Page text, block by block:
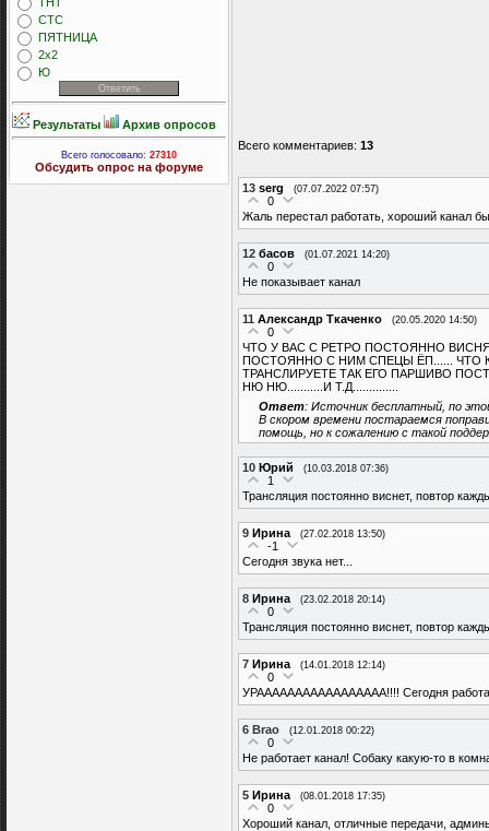
СТС
ПЯТНИЦА
2x2
Ю
Результаты Архив опросов
Всего голосовало: 27310
Обсудить опрос на форуме
Всего комментариев: 13
13 serg (07.07.2022 07:57)
0
Жаль перестал работать, хороший канал
12 басов (01.07.2021 14:20)
0
Не показывает канал
11 Александр Ткаченко (20.05.2020 14:50)
0
ЧТО У ВАС С РЕТРО ПОСТОЯННО
ПОСТОЯННО С НИМ СПЕЦЫ ЁП...... ЧТО
ТРАНСЛИРУЕТЕ ТАК ЕГО ПАРШИВО
НЮ НЮ...........И Т.Д..............
Ответ: Источник бесплатный, по
В скором времени постараемся
помощь, но к сожалению с такой
10 Юрий (10.03.2018 07:36)
1
Трансляция постоянно виснет, повтор
9 Ирина (27.02.2018 13:50)
-1
Сегодня звука нет...
8 Ирина (23.02.2018 20:14)
0
Трансляция постоянно виснет, повтор
7 Ирина (14.01.2018 12:14)
0
УРААААААААААААААААА!!!! Сегодня
6 Brao (12.01.2018 00:22)
0
Не работает канал! Собаку какую-то в
5 Ирина (08.01.2018 17:35)
0
Хороший канал, отличные передачи,